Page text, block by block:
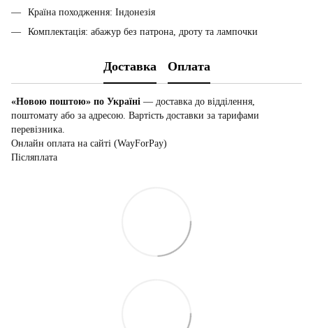
Країна походження: Індонезія
Комплектація: абажур без патрона, дроту та лампочки
Доставка Оплата
«Новою поштою» по Україні — доставка до відділення,
поштомату або за адресою. Вартість доставки за тарифами
перевізника.
Онлайн оплата на сайті (WayForPay)
Післяплата